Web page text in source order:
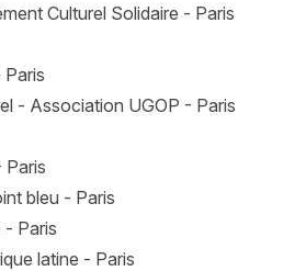
Culturel Solidaire - Paris
- Association UGOP - Paris
Paris
bleu - Paris
- Paris
latine - Paris